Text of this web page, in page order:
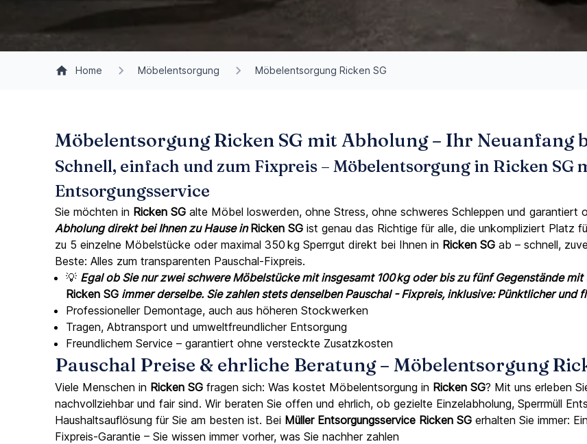
Home Möbelentsorgung Möbelentsorgung Ricken SG
Möbelentsorgung Ricken SG mit Abholung – Ihr
Schnell, einfach und zum Fixpreis – Möbelentsorgung in Ricken SG
Entsorgungsservice
Sie möchten in Ricken SG alte Möbel loswerden, ohne Stress, ohne schweres Schleppen und garantiert
Abholung direkt bei Ihnen zu Hause inRicken SG ist genau das Richtige für alle, die unkompliziert Platz
zu 5 einzelne Möbelstücke oder maximal 350 kg Sperrgut direkt bei Ihnen in Ricken SG ab – schnell,
Beste: Alles zum transparenten Pauschal-Fixpreis.
💡 Egal ob Sie nur zwei schwere Möbelstücke mit insgesamt 100 kg oder bis zu fünf Gegenstände
Ricken SG immer derselbe. Sie zahlen stets denselben Pauschal - Fixpreis, inklusive: Pünktlicher und
Professioneller Demontage, auch aus höheren Stockwerken
Tragen, Abtransport und umweltfreundlicher Entsorgung
Freundlichem Service – garantiert ohne versteckte Zusatzkosten
Pauschal Preise & ehrliche Beratung – Möbelentsorgung
Viele Menschen in Ricken SG fragen sich: Was kostet Möbelentsorgung in Ricken SG? Mit uns erleben
nachvollziehbar und fair sind. Wir beraten Sie offen und ehrlich, ob gezielte Einzelabholung, Sperrmüll
Haushaltsauflösung für Sie am besten ist. Bei Müller Entsorgungsservice Ricken SG erhalten Sie immer:
Fixpreis-Garantie – Sie wissen immer vorher, was Sie nachher zahlen